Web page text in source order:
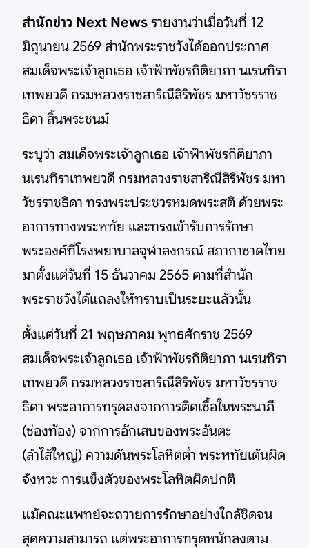
สำนักข่าว Next News รายงานว่าเมื่อวันที่ 12
มิถุนายน 2569 สำนักพระราชวังได้ออกประกาศ
สมเด็จพระเจ้าลูกเธอ เจ้าฟ้าพัชรกิติยาภา นเรนทิรา
เทพยวดี กรมหลวงราชสาริณีสิริพัชร มหาวัชรราช
ธิดา สิ้นพระชนม์
ระบุว่า สมเด็จพระเจ้าลูกเธอ เจ้าฟ้าพัชรกิติยาภา
นเรนทิราเทพยวดี กรมหลวงราชสาริณีสิริพัชร มหา
วัชรราชธิดา ทรงพระประชวรหมดพระสติ ด้วยพระ
อาการทางพระหทัย และทรงเข้ารับการรักษา
พระองค์ที่โรงพยาบาลจุฬาลงกรณ์ สภากาชาดไทย
มาตั้งแต่วันที่ 15 ธันวาคม 2565 ตามที่สำนัก
พระราชวังได้แถลงให้ทราบเป็นระยะแล้วนั้น
ตั้งแต่วันที่ 21 พฤษภาคม พุทธศักราช 2569
สมเด็จพระเจ้าลูกเธอ เจ้าฟ้าพัชรกิติยาภา นเรนทิรา
เทพยวดี กรมหลวงราชสาริณีสิริพัชร มหาวัชรราช
ธิดา พระอาการทรุดลงจากการติดเชื้อในพระนาภี
(ช่องท้อง) จากการอักเสบของพระอันตะ
(ลำไส้ใหญ่) ความดันพระโลหิตต่ำ พระหทัยเต้นผิด
จังหวะ การแข็งตัวของพระโลหิตผิดปกติ
แม้คณะแพทย์จะถวายการรักษาอย่างใกล้ชิดจน
สุดความสามารถ แต่พระอาการทรุดหนักลงตาม